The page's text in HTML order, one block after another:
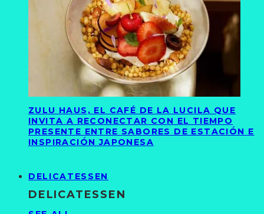
ZULU HAUS, EL CAFÉ DE LA LUCILA QUE
INVITA A RECONECTAR CON EL TIEMPO
PRESENTE ENTRE SABORES DE ESTACIÓN E
INSPIRACIÓN JAPONESA
DELICATESSEN
DELICATESSEN